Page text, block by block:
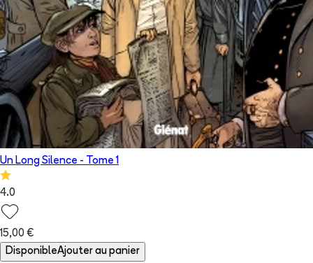
Un Long Silence - Tome 1
4.0
15,00 €
DisponibleAjouter au panier